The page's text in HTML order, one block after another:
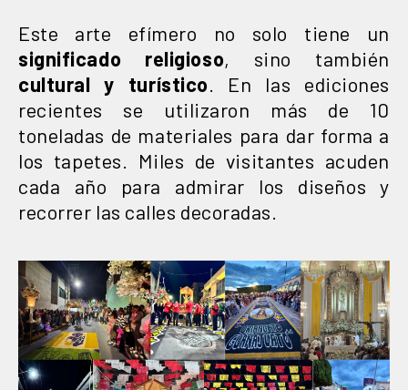
Este arte efímero no solo tiene un
significado religioso, sino también
cultural y turístico . En las ediciones
recientes se utilizaron más de 10
toneladas de materiales para dar forma a
los tapetes. Miles de visitantes acuden
cada año para admirar los diseños y
recorrer las calles decoradas.